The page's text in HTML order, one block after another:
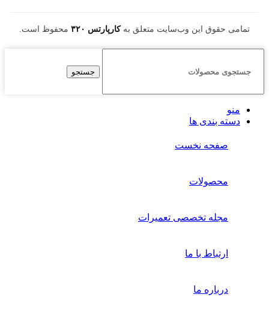
تمامی حقوق این وب‌سایت متعلق بهکارپارتس ۳۲۰ محفوظ است.
جستجو
منو
دسته بندی ها
صفحه نخست
محصولات
مجله تخصصی تعمیرات
ارتباط با ما
درباره ما